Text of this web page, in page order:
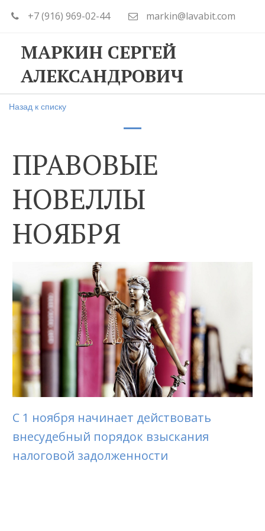
+7 (916) 969-02-44 markin@lavabit.com
МАРКИН СЕРГЕЙ
АЛЕКСАНДРОВИЧ
Назад к списку
ПРАВОВЫЕ
НОВЕЛЛЫ
НОЯБРЯ
С 1 ноября начинает действовать
внесудебный порядок взыскания
налоговой задолженности